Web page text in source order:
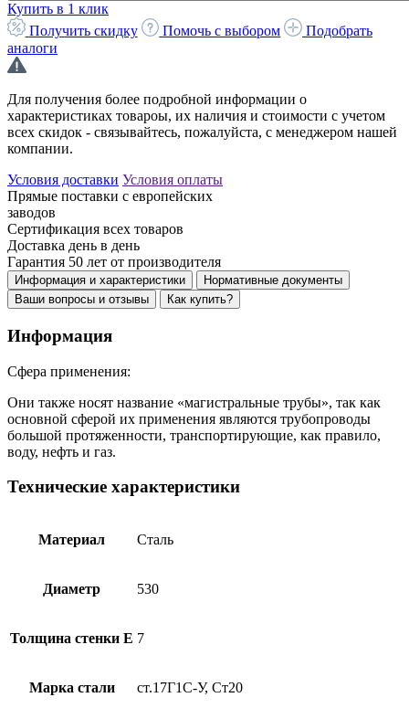
Купить в 1 клик
Получить скидку
Помочь с выбором
Подобрать
аналоги
Для получения более подробной информации о
характеристиках товароы, их наличия и стоимости с учетом
всех скидок - связывайтесь, пожалуйста, с менеджером нашей
компании.
Условия доставки Условия оплаты
Прямые поставки с европейских
заводов
Сертификация всех товаров
Доставка день в день
Гарантия 50 лет от производителя
Информация и характеристики
Нормативные документы
Ваши вопросы и отзывы
Как купить?
Информация
Сфера применения:
Они также носят название «магистральные трубы», так как
основной сферой их применения являются трубопроводы
большой протяженности, транспортирующие, как правило,
воду, нефть и газ.
Технические характеристики
Материал Сталь
Диаметр 530
Толщина стенки E 7
Марка стали ст.17Г1С-У, Ст20